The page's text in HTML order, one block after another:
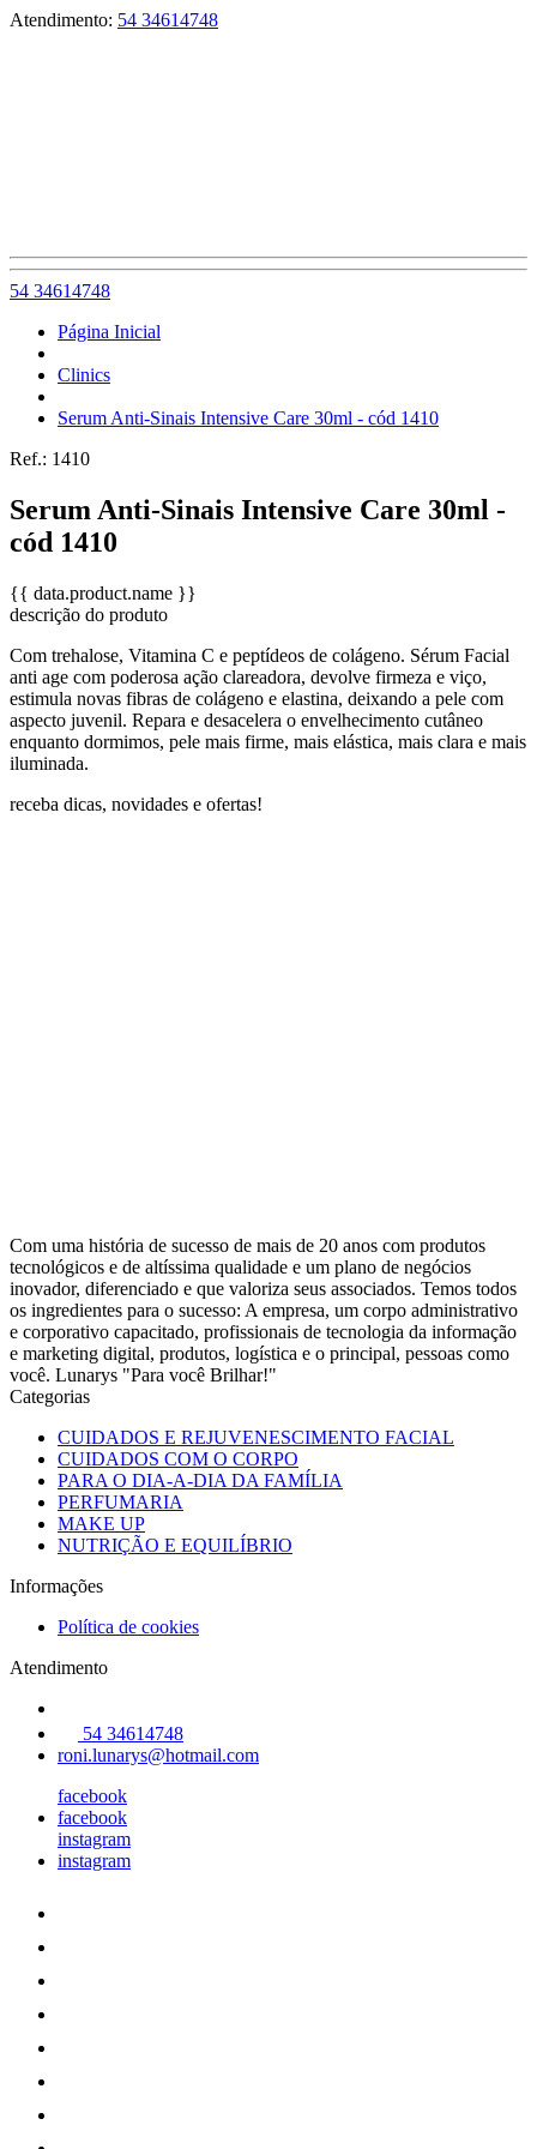
Atendimento: 54 34614748
54 34614748
Página Inicial
Clinics
Serum Anti-Sinais Intensive Care 30ml - cód 1410
Ref.: 1410
Serum Anti-Sinais Intensive Care 30ml -
cód 1410
{{ data.product.name }}
descrição do produto
Com trehalose, Vitamina C e peptídeos de colágeno. Sérum Facial
anti age com poderosa ação clareadora, devolve firmeza e viço,
estimula novas fibras de colágeno e elastina, deixando a pele com
aspecto juvenil. Repara e desacelera o envelhecimento cutâneo
enquanto dormimos, pele mais firme, mais elástica, mais clara e mais
iluminada.
receba dicas, novidades e ofertas!
Com uma história de sucesso de mais de 20 anos com produtos
tecnológicos e de altíssima qualidade e um plano de negócios
inovador, diferenciado e que valoriza seus associados. Temos todos
os ingredientes para o sucesso: A empresa, um corpo administrativo
e corporativo capacitado, profissionais de tecnologia da informação
e marketing digital, produtos, logística e o principal, pessoas como
você. Lunarys "Para você Brilhar!"
Categorias
CUIDADOS E REJUVENESCIMENTO FACIAL
CUIDADOS COM O CORPO
PARA O DIA-A-DIA DA FAMÍLIA
PERFUMARIA
MAKE UP
NUTRIÇÃO E EQUILÍBRIO
Informações
Política de cookies
Atendimento
54 34614748
roni.lunarys@hotmail.com
facebook
facebook
instagram
instagram